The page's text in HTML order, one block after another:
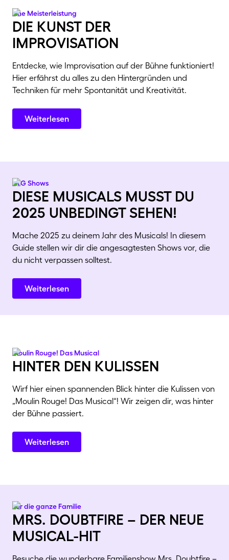
die kunst der
improvisation
Eine Meisterleistung
Entdecke, wie Improvisation auf der Bühne funktioniert!
Hier erfährst du alles zu den Hintergründen und
Techniken für mehr Spontanität und Kreativität.
Weiterlesen
diese musicals musst du
2025 unbedingt sehen!
ATG Shows
Mache 2025 zu deinem Jahr des Musicals! In diesem
Guide stellen wir dir die angesagtesten Shows vor, die
du nicht verpassen solltest.
Weiterlesen
Hinter den Kulissen
Moulin Rouge! Das Musical
Wirf hier einen spannenden Blick hinter die Kulissen von
„Moulin Rouge! Das Musical“! Wir zeigen dir, was hinter
der Bühne passiert.
Weiterlesen
mrs. doubtfire – der neue
musical-hit
Für die ganze Familie